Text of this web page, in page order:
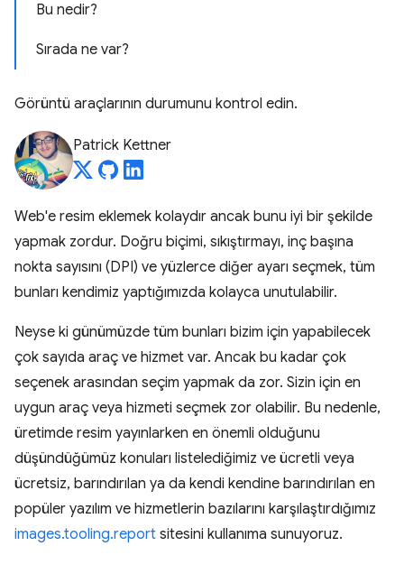
Bu nedir?
Sırada ne var?
Görüntü araçlarının durumunu kontrol edin.
Patrick Kettner
Web'e resim eklemek kolaydır ancak bunu iyi bir şekilde
yapmak zordur. Doğru biçimi, sıkıştırmayı, inç başına
nokta sayısını (DPI) ve yüzlerce diğer ayarı seçmek, tüm
bunları kendimiz yaptığımızda kolayca unutulabilir.
Neyse ki günümüzde tüm bunları bizim için yapabilecek
çok sayıda araç ve hizmet var. Ancak bu kadar çok
seçenek arasından seçim yapmak da zor. Sizin için en
uygun araç veya hizmeti seçmek zor olabilir. Bu nedenle,
üretimde resim yayınlarken en önemli olduğunu
düşündüğümüz konuları listelediğimiz ve ücretli veya
ücretsiz, barındırılan ya da kendi kendine barındırılan en
popüler yazılım ve hizmetlerin bazılarını karşılaştırdığımız
images.tooling.report sitesini kullanıma sunuyoruz.